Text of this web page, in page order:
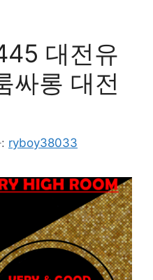
대전유
싸롱 대전
ryboy38033